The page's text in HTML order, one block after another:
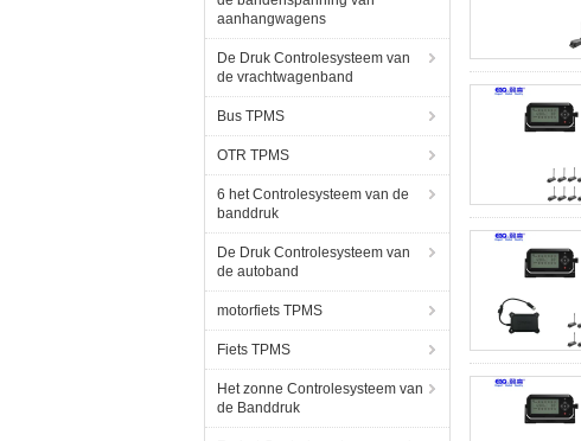
aanhangwagens
De Druk Controlesysteem van
de vrachtwagenband
Bus TPMS
OTR TPMS
6 het Controlesysteem van de
banddruk
De Druk Controlesysteem van
de autoband
motorfiets TPMS
Fiets TPMS
Het zonne Controlesysteem van
de Banddruk